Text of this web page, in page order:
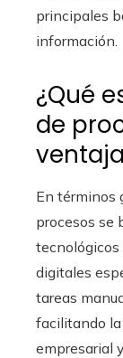
principales
información.
¿Qué
de
En términos
procesos se
digitales
tareas
facilitando
empresarial